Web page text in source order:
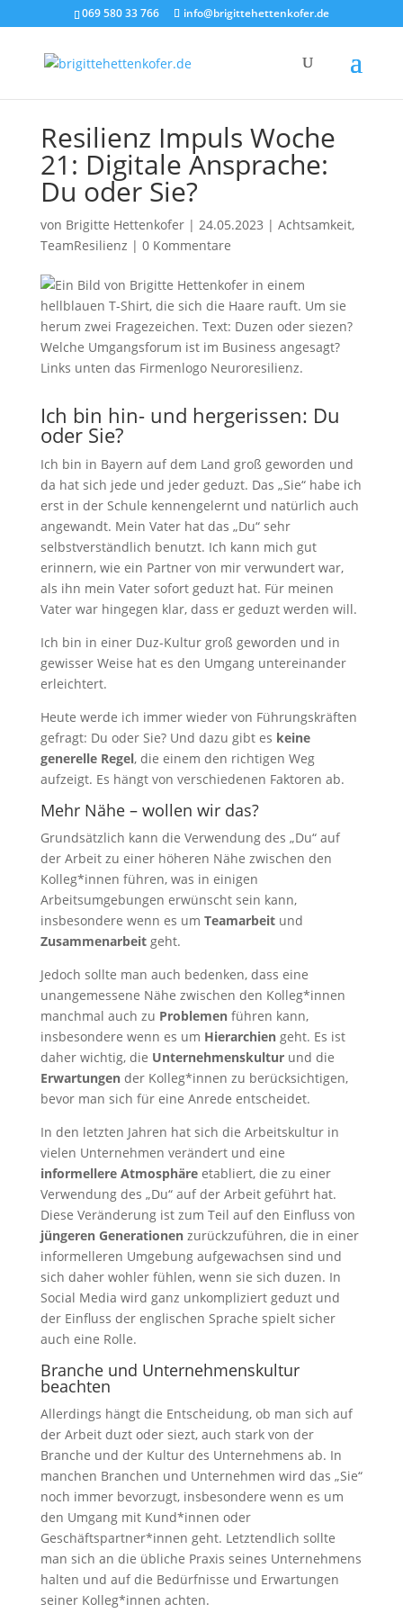
069 580 33 766 info@brigittehettenkofer.de
Resilienz Impuls Woche
21: Digitale Ansprache:
Du oder Sie?
von Brigitte Hettenkofer| 24.05.2023 | Achtsamkeit,
TeamResilienz | 0 Kommentare
Ich bin hin- und hergerissen: Du
oder Sie?
Ich bin in Bayern auf dem Land groß geworden und
da hat sich jede und jeder geduzt. Das „Sie“ habe ich
erst in der Schule kennengelernt und natürlich auch
angewandt. Mein Vater hat das „Du“ sehr
selbstverständlich benutzt. Ich kann mich gut
erinnern, wie ein Partner von mir verwundert war,
als ihn mein Vater sofort geduzt hat. Für meinen
Vater war hingegen klar, dass er geduzt werden will.
Ich bin in einer Duz-Kultur groß geworden und in
gewisser Weise hat es den Umgang untereinander
erleichtert.
Heute werde ich immer wieder von Führungskräften
gefragt: Du oder Sie? Und dazu gibt es keine
generelle Regel, die einem den richtigen Weg
aufzeigt. Es hängt von verschiedenen Faktoren ab.
Mehr Nähe – wollen wir das?
Grundsätzlich kann die Verwendung des „Du“ auf
der Arbeit zu einer höheren Nähe zwischen den
Kolleg*innen führen, was in einigen
Arbeitsumgebungen erwünscht sein kann,
insbesondere wenn es um Teamarbeitund
Zusammenarbeitgeht.
Jedoch sollte man auch bedenken, dass eine
unangemessene Nähe zwischen den Kolleg*innen
manchmal auch zu Problemenführen kann,
insbesondere wenn es um Hierarchiengeht. Es ist
daher wichtig, die Unternehmenskulturund die
Erwartungender Kolleg*innen zu berücksichtigen,
bevor man sich für eine Anrede entscheidet.
In den letzten Jahren hat sich die Arbeitskultur in
vielen Unternehmen verändert und eine
informellere Atmosphäreetabliert, die zu einer
Verwendung des „Du“ auf der Arbeit geführt hat.
Diese Veränderung ist zum Teil auf den Einfluss von
jüngeren Generationenzurückzuführen, die in einer
informelleren Umgebung aufgewachsen sind und
sich daher wohler fühlen, wenn sie sich duzen. In
Social Media wird ganz unkompliziert geduzt und
der Einfluss der englischen Sprache spielt sicher
auch eine Rolle.
Branche und Unternehmenskultur
beachten
Allerdings hängt die Entscheidung, ob man sich auf
der Arbeit duzt oder siezt, auch stark von der
Branche und der Kultur des Unternehmens ab. In
manchen Branchen und Unternehmen wird das „Sie“
noch immer bevorzugt, insbesondere wenn es um
den Umgang mit Kund*innen oder
Geschäftspartner*innen geht. Letztendlich sollte
man sich an die übliche Praxis seines Unternehmens
halten und auf die Bedürfnisse und Erwartungen
seiner Kolleg*innen achten.